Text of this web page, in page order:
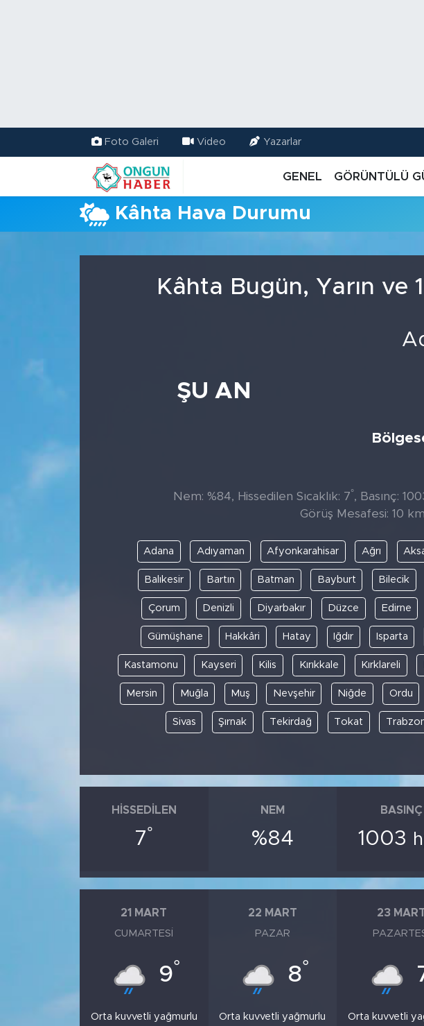
Foto Galeri Video Yazarlar
GENEL GÖRÜNTÜLÜ
Kâhta Hava Durumu
Kâhta Bugün, Yarın ve
ŞU AN
Nem: %84, Hissedilen Sıcaklık: 7°, Basınç:
Görüş Mesafesi: 10
Adana Adıyaman Afyonkarahisar Ağrı
Balıkesir Bartın Batman Bayburt Bilecik
Çorum Denizli Diyarbakır Düzce Edirne
Gümüşhane Hakkâri Hatay Iğdır Isparta
Kastamonu Kayseri Kilis Kırıkkale Kırklareli
Mersin Muğla Muş Nevşehir Niğde Ordu
Sivas Şırnak Tekirdağ Tokat
HISSEDILEN
7°
NEM
%84
BASINÇ
1003
21 MART
CUMARTESI
9°
Orta kuvvetli yağmurlu
22 MART
PAZAR
8°
Orta kuvvetli yağmurlu
23
Orta kuvvetli
Trafik Durumu
TFF 2.Lig Kırmızı Grup Puan Durumu ve Fikstür
Tüm Manşetler